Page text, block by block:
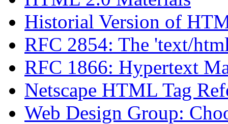
Historial Version of
RFC 2854: The 'text/
RFC 1866: Hypertext
Netscape HTML Tag
Web Design Group: